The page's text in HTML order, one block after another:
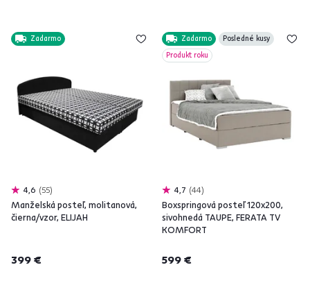
Zadarmo
4,6 55
Manželská posteľ, molitanová,
čierna/vzor, ELIJAH
399 €
Zadarmo
Posledné kusy
Produkt roku
4,7 44
Boxspringová posteľ 120x200,
sivohnedá TAUPE, FERATA TV
KOMFORT
599 €